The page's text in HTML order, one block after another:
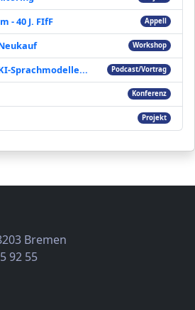
- 40 J. FIfF Appell
Workshop
Sprachmodelle... Podcast/Vortrag
Konferenz
Projekt
Bremen
92 55